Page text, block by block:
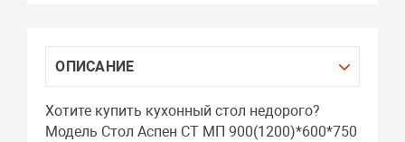
ОПИСАНИЕ
Хотите купить кухонный стол недорого?
Модель Стол Аспен СТ МП 900(1200)*600*750